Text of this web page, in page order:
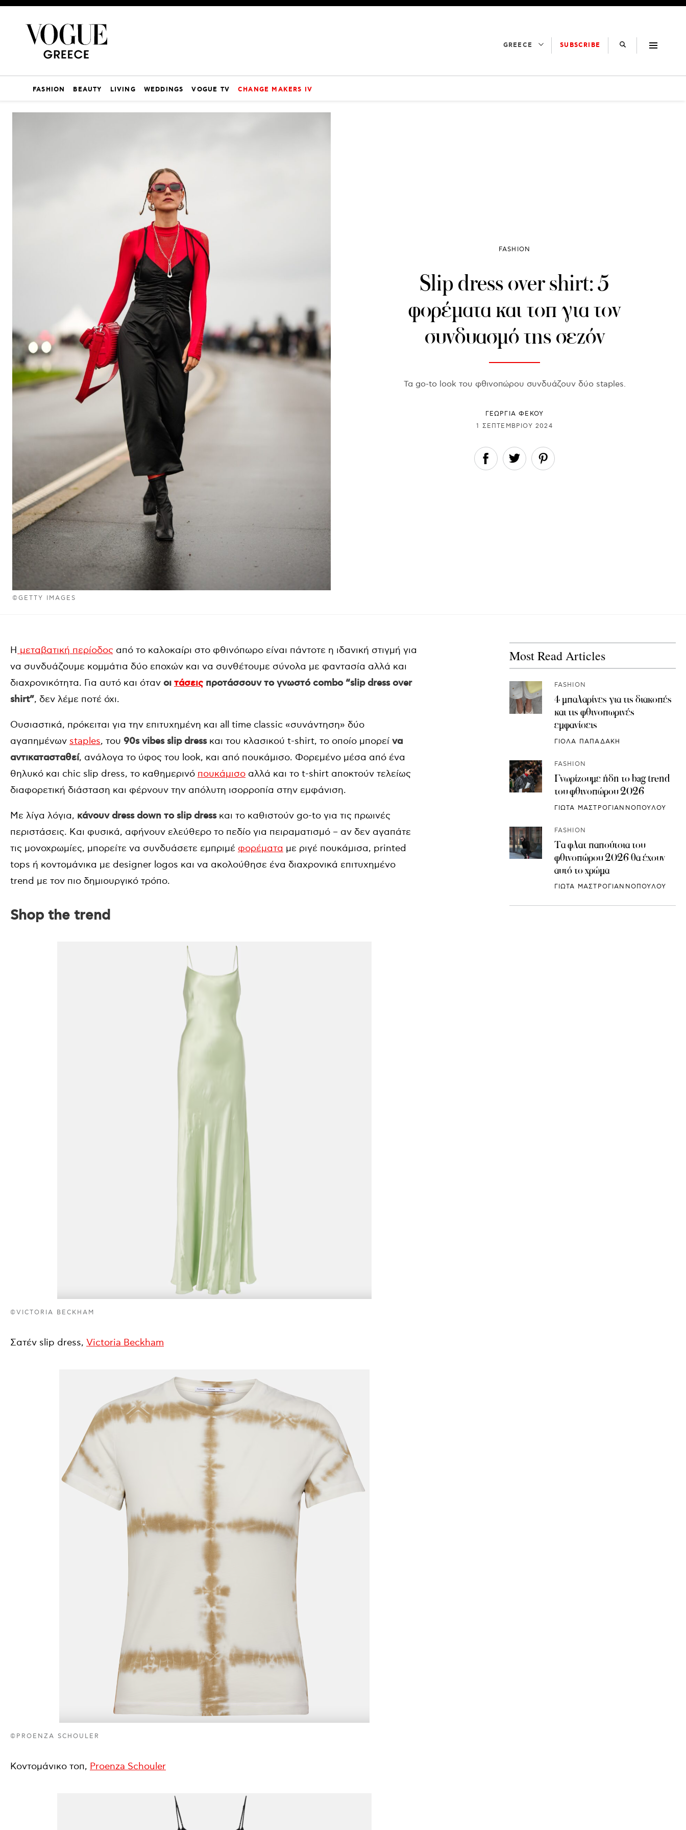
GREECE SUBSCRIBE
FASHION BEAUTY LIVING WEDDINGS VOGUE TV CHANGE MAKERS IV
©GETTY IMAGES
FASHION
Slip dress over shirt: 5
φορέματα και τοπ για τον
συνδυασμό της σεζόν
Τα go-to look του φθινοπώρου συνδυάζουν δύο staples.
ΓΕΩΡΓΙΑ ΦΕΚΟΥ
1 ΣΕΠΤΕΜΒΡΊΟΥ 2024
Η μεταβατική περίοδος από το καλοκαίρι στο φθινόπωρο είναι πάντοτε η ιδανική στιγμή για
να συνδυάζουμε κομμάτια δύο εποχών και να συνθέτουμε σύνολα με φαντασία αλλά και
διαχρονικότητα. Για αυτό και όταν οι τάσεις προτάσσουν το γνωστό combo “slip dress over
shirt”, δεν λέμε ποτέ όχι.
Ουσιαστικά, πρόκειται για την επιτυχημένη και all time classic «συνάντηση» δύο
αγαπημένων staples, του 90s vibes slip dressκαι του κλασικού t-shirt, το οποίο μπορεί να
αντικατασταθεί, ανάλογα το ύφος του look, και από πουκάμισο. Φορεμένο μέσα από ένα
θηλυκό και chic slip dress, το καθημερινό πουκάμισο αλλά και το t-shirt αποκτούν τελείως
διαφορετική διάσταση και φέρνουν την απόλυτη ισορροπία στην εμφάνιση.
Με λίγα λόγια, κάνουν dress down το slip dressκαι το καθιστούν go-to για τις πρωινές
περιστάσεις. Kαι φυσικά, αφήνουν ελεύθερο το πεδίο για πειραματισμό – αν δεν αγαπάτε
τις μονοχρωμίες, μπορείτε να συνδυάσετε εμπριμέ φορέματα με ριγέ πουκάμισα, printed
tops ή κοντομάνικα με designer logos και να ακολούθησε ένα διαχρονικά επιτυχημένο
trend με τον πιο δημιουργικό τρόπο.
Shop the trend
©VICTORIA BECKHAM
Σατέν slip dress, Victoria Beckham
©PROENZA SCHOULER
Κοντομάνικο τοπ, Proenza Schouler
Most Read Articles
FASHION
4 μπαλαρίνες για τις διακοπές
και τις φθινοπωρινές
εμφανίσεις
ΓΙΟΛΑ ΠΑΠΑΔΑΚΗ
FASHION
Γνωρίζουμε ήδη το bag trend
του φθινοπώρου 2026
ΓΙΩΤΑ ΜΑΣΤΡΟΓΙΑΝΝΟΠΟΥΛΟΥ
FASHION
Τα φλατ παπούτσια του
φθινοπώρου 2026 θα έχουν
αυτό το χρώμα
ΓΙΩΤΑ ΜΑΣΤΡΟΓΙΑΝΝΟΠΟΥΛΟΥ